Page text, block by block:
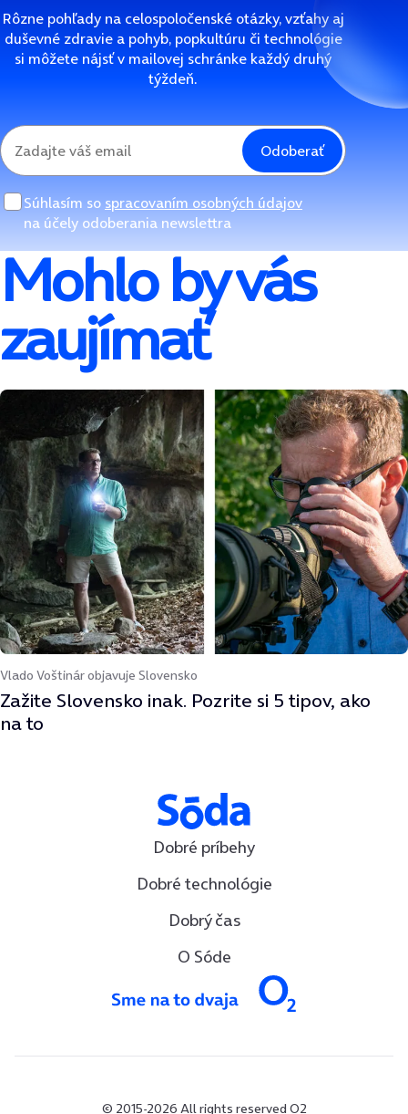
Rôzne pohľady na celospoločenské otázky, vzťahy aj
duševné zdravie a pohyb, popkultúru či technológie
si môžete nájsť v mailovej schránke každý druhý
týždeň.
Odoberať
Súhlasím so spracovaním osobných údajov
na účely odoberania newslettra
Mohlo by vás
zaujímať
Vlado Voštinár objavuje Slovensko
Zažite Slovensko inak. Pozrite si 5 tipov, ako
na to
Dobré príbehy
Dobré technológie
Dobrý čas
O Sóde
© 2015-2026 All rights reserved O2